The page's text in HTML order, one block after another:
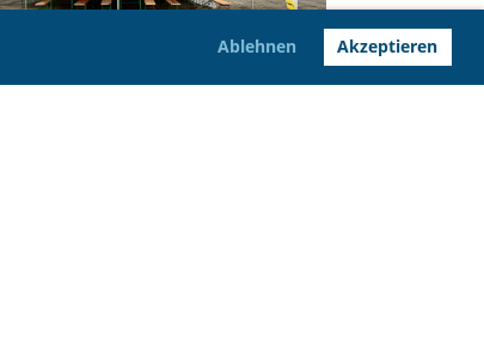
Ablehnen Akzeptieren